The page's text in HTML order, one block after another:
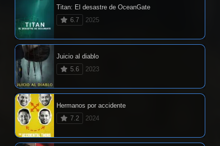
Titan: El desastre de OceanGate
6.7
2025
Juicio al diablo
5.6
2023
Hermanos por accidente
7.2
2024